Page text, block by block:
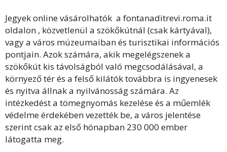
Jegyek online vásárolhatók a fontanaditrevi.roma.it
oldalon , közvetlenül a szökőkútnál (csak kártyával),
vagy a város múzeumaiban és turisztikai információs
pontjain. Azok számára, akik megelégszenek a
szökőkút kis távolságból való megcsodálásával, a
környező tér és a felső kilátók továbbra is ingyenesek
és nyitva állnak a nyilvánosság számára. Az
intézkedést a tömegnyomás kezelése és a műemlék
védelme érdekében vezették be, a város jelentése
szerint csak az első hónapban 230 000 ember
látogatta meg.